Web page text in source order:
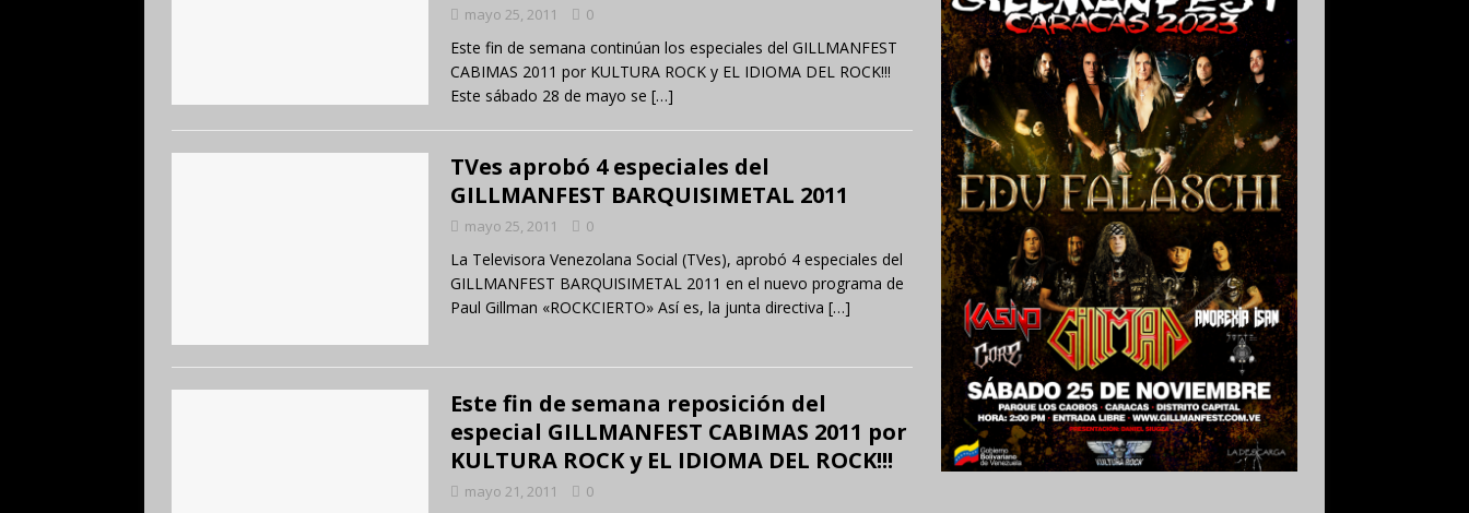
mayo 25, 2011 0
Este fin de semana continúan los especiales del GILLMANFEST
CABIMAS 2011 por KULTURA ROCK y EL IDIOMA DEL ROCK!!!
Este sábado 28 de mayo se […]
TVes aprobó 4 especiales del
GILLMANFEST BARQUISIMETAL 2011
mayo 25, 2011 0
La Televisora Venezolana Social (TVes), aprobó 4 especiales del
GILLMANFEST BARQUISIMETAL 2011 en el nuevo programa de
Paul Gillman «ROCKCIERTO» Así es, la junta directiva […]
Este fin de semana reposición del
especial GILLMANFEST CABIMAS 2011 por
KULTURA ROCK y EL IDIOMA DEL ROCK!!!
mayo 21, 2011 0